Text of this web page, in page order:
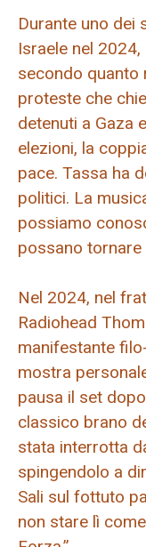
Durante uno dei
Israele nel
secondo quanto
proteste che
detenuti a Gaza
elezioni, la
pace. Tassa ha
politici. La
possiamo
possano tornare
Nel 2024, nel
Radiohead
manifestante
mostra
pausa il set
classico brano
stata interrotta
spingendolo a
Sali sul fottuto
non stare lì